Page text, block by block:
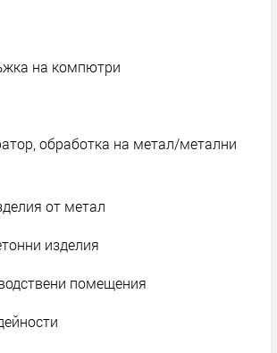
на компютри
обработка на метал/метални
от метал
изделия
помещения